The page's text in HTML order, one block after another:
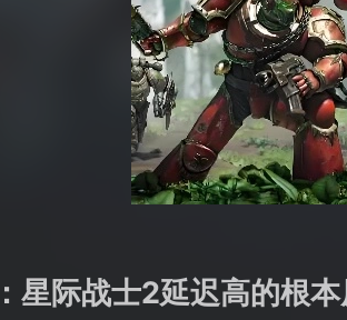
星际战士2延迟高的根